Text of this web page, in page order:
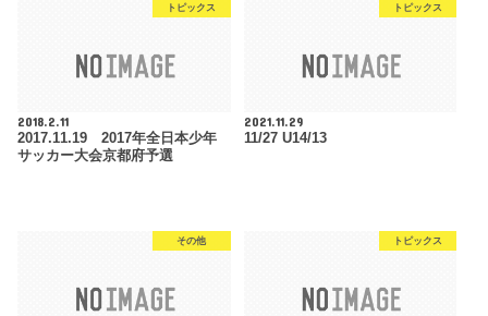
トピックス
2018.2.11
2017.11.19 2017年全日本少年
サッカー大会京都府予選
トピックス
2021.11.29
11/27 U14/13
その他 トピックス